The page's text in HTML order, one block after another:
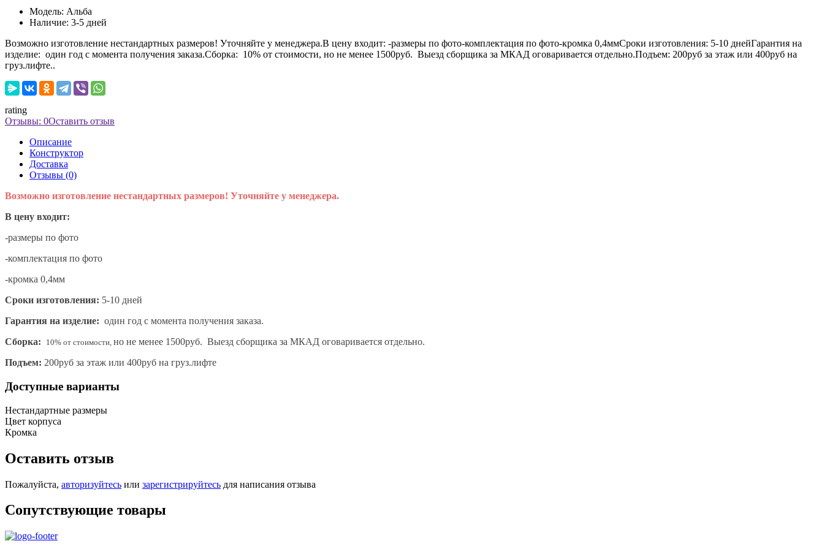
Модель: Альба
Наличие: 3-5 дней
Возможно изготовление нестандартных размеров! Уточняйте у менеджера.В цену входит: -размеры по фото-комплектация по фото-кромка 0,4ммСроки изготовления: 5-10 днейГарантия на
изделие: один год с момента получения заказа.Сборка: 10% от стоимости, но не менее 1500руб. Выезд сборщика за МКАД оговаривается отдельно.Подъем: 200руб за этаж или 400руб на
груз.лифте..
rating
Отзывы: 0Оставить отзыв
Описание
Конструктор
Доставка
Отзывы (0)
Возможно изготовление нестандартных размеров! Уточняйте у менеджера.
В цену входит:
-размеры по фото
-комплектация по фото
-кромка 0,4мм
Сроки изготовления: 5-10 дней
Гарантия на изделие: один год с момента получения заказа.
Сборка:
10% от стоимости, но не менее 1500руб. Выезд сборщика за МКАД оговаривается отдельно.
Подъем: 200руб за этаж или 400руб на груз.лифте
Доступные варианты
Нестандартные размеры
Цвет корпуса
Кромка
Оставить отзыв
Пожалуйста, авторизуйтесь или зарегистрируйтесь для написания отзыва
Сопутствующие товары